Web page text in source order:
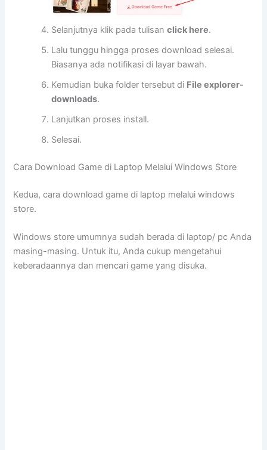
Selanjutnya klik pada tulisanclick here.
Lalu tunggu hingga proses download selesai.
Biasanya ada notifikasi di layar bawah.
Kemudian buka folder tersebut di File explorer-
downloads.
Lanjutkan proses install.
Selesai.
Cara Download Game di Laptop Melalui Windows Store
Kedua, cara download game di laptop melalui windows
store.
Windows store umumnya sudah berada di laptop/ pc Anda
masing-masing. Untuk itu, Anda cukup mengetahui
keberadaannya dan mencari game yang disuka.